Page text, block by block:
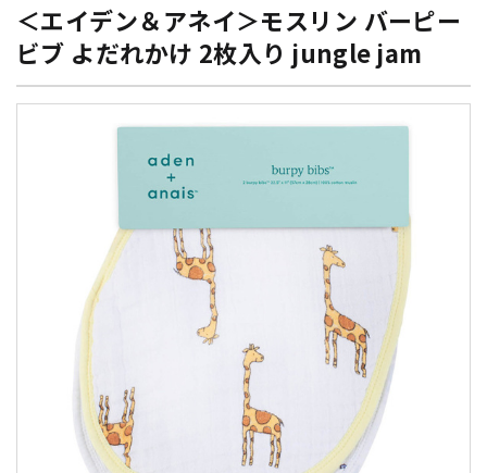
＜エイデン＆アネイ＞モスリン バーピー
ビブ よだれかけ 2枚入り jungle jam